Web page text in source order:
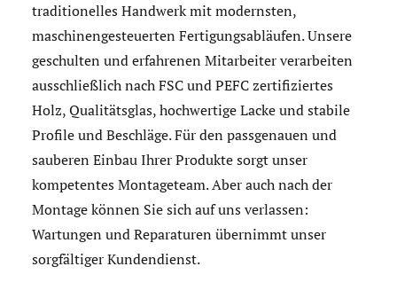
traditionelles Handwerk mit modernsten,
maschinengesteuerten Fertigungsabläufen. Unsere
geschulten und erfahrenen Mitarbeiter verarbeiten
ausschließlich nach FSC und PEFC zertifiziertes
Holz, Qualitätsglas, hochwertige Lacke und stabile
Profile und Beschläge. Für den passgenauen und
sauberen Einbau Ihrer Produkte sorgt unser
kompetentes Montageteam. Aber auch nach der
Montage können Sie sich auf uns verlassen:
Wartungen und Reparaturen übernimmt unser
sorgfältiger Kundendienst.